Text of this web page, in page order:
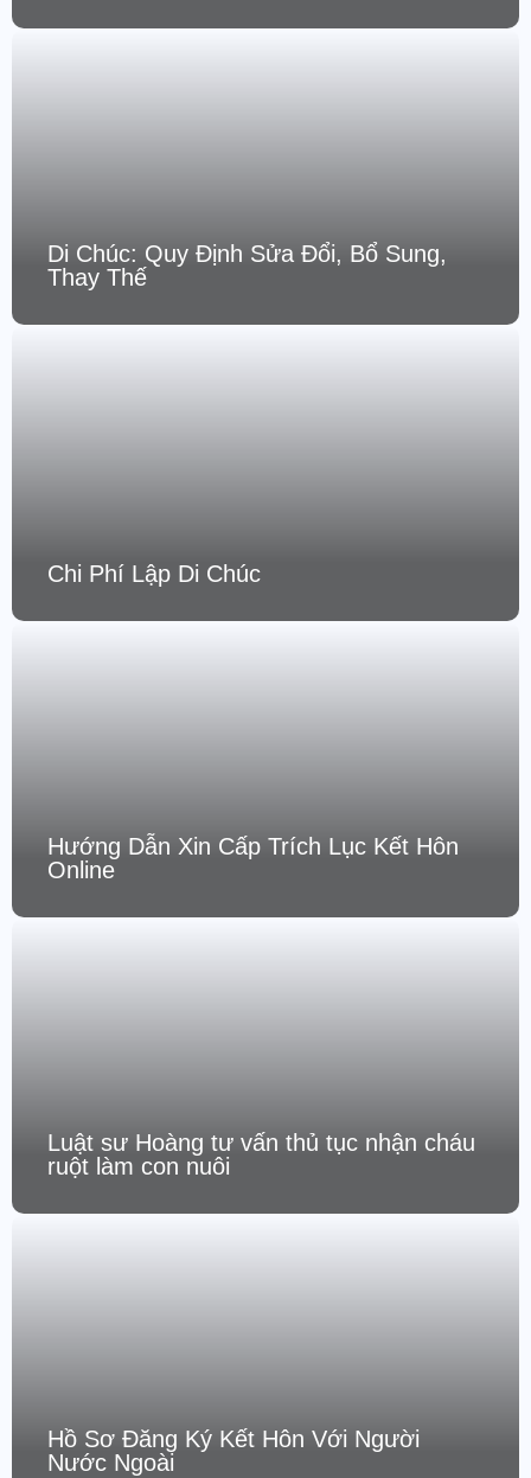
Di Chúc: Quy Định Sửa Đổi, Bổ Sung,
Thay Thế
Chi Phí Lập Di Chúc
Hướng Dẫn Xin Cấp Trích Lục Kết Hôn
Online
Luật sư Hoàng tư vấn thủ tục nhận cháu
ruột làm con nuôi
Hồ Sơ Đăng Ký Kết Hôn Với Người
Nước Ngoài